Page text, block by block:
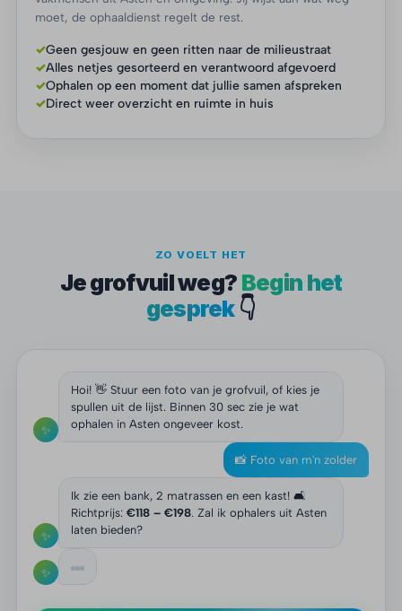
moet, de ophaaldienst regelt de rest.
✓Geen gesjouw en geen ritten naar de milieustraat
✓Alles netjes gesorteerd en verantwoord afgevoerd
✓Ophalen op een moment dat jullie samen afspreken
✓Direct weer overzicht en ruimte in huis
ZO VOELT HET
Je grofvuil weg? Begin het
gesprek👇
✨
Hoi! 👋 Stuur een foto van je grofvuil, of kies je
spullen uit de lijst. Binnen 30 sec zie je wat
ophalen in Asten ongeveer kost.
📸 Foto van m'n zolder
✨
Ik zie een bank, 2 matrassen en een kast! 🛋️
Richtprijs: €118 – €198. Zal ik ophalers uit Asten
laten bieden?
✨